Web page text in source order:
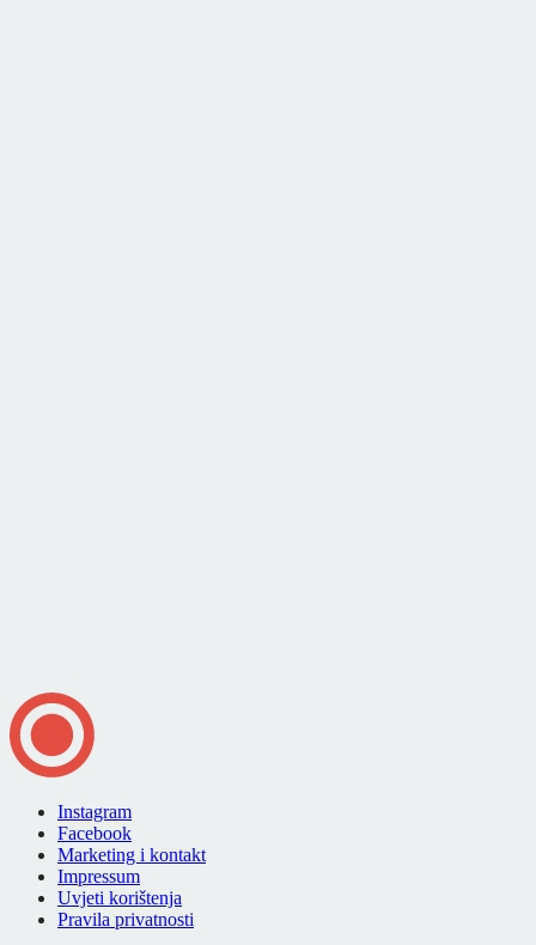
Instagram
Facebook
Marketing i kontakt
Impressum
Uvjeti korištenja
Pravila privatnosti